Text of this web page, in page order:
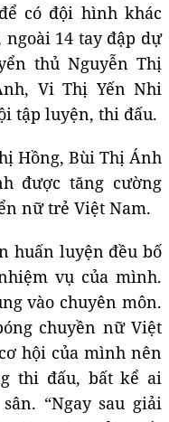
có đội hình khác
14 tay đập dự
thủ Nguyễn Thị
Vi Thị Yến Nhi
tập luyện, thi đấu.
Hồng, Bùi Thị Ánh
được tăng cường
nữ trẻ Việt Nam.
huấn luyện đều bố
vụ của mình.
vào chuyên môn.
chuyền nữ Việt
hội của mình nên
thi đấu, bất kể ai
“Ngay sau giải